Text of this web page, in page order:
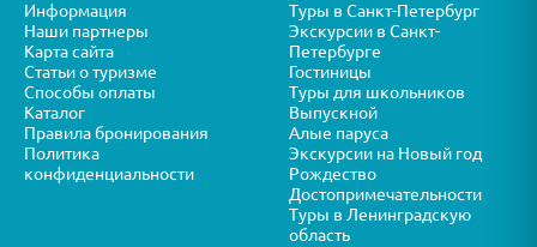
Информация
Наши партнеры
Карта сайта
Статьи о туризме
Способы оплаты
Каталог
Правила бронирования
Политика
конфиденциальности
Туры в Санкт-Петербург
Экскурсии в Санкт-
Петербурге
Гостиницы
Туры для школьников
Выпускной
Алые паруса
Экскурсии на Новый год
Рождество
Достопримечательности
Туры в Ленинградскую
область